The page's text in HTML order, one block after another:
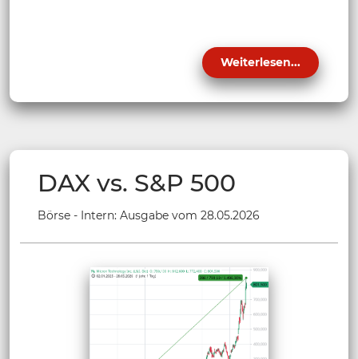
Weiterlesen...
DAX vs. S&P 500
Börse - Intern: Ausgabe vom 28.05.2026